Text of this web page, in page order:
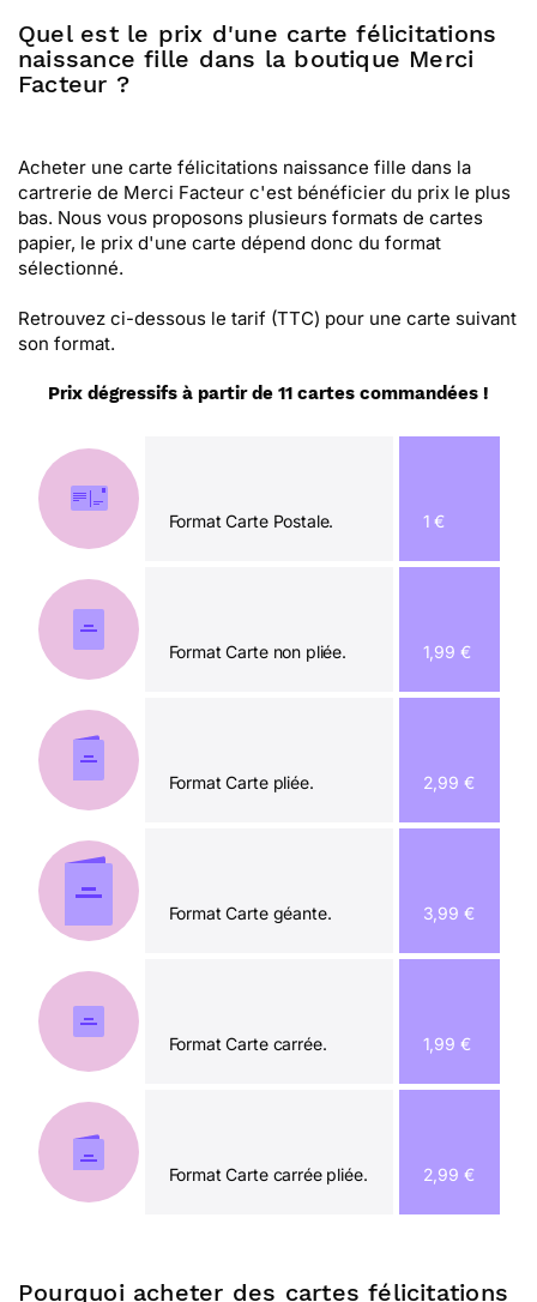
Quel est le prix d'une carte félicitations
naissance fille dans la boutique Merci
Facteur ?
Acheter une carte félicitations naissance fille dans la
cartrerie de Merci Facteur c'est bénéficier du prix le plus
bas. Nous vous proposons plusieurs formats de cartes
papier, le prix d'une carte dépend donc du format
sélectionné.
Retrouvez ci-dessous le tarif (TTC) pour une carte suivant
son format.
Prix dégressifs à partir de 11 cartes commandées !
Format Carte Postale. 1 €
Format Carte non pliée. 1,99 €
Format Carte pliée. 2,99 €
Format Carte géante. 3,99 €
Format Carte carrée. 1,99 €
Format Carte carrée pliée. 2,99 €
Pourquoi acheter des cartes félicitations